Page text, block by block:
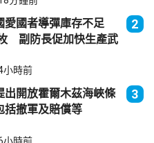
愛國者導彈庫存不足
副防長促加快生產武
2
小時前
出開放霍爾木茲海峽條
撤軍及賠償等
3
小時前